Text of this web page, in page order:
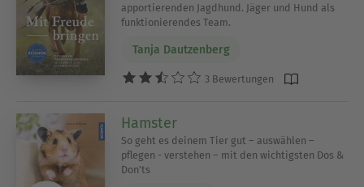
apportierenden Jagdhund. Jäger und Hund als
funktionierendes Team.
Tanja Dautzenberg
3 Bewertungen
Hamster
So geht es deinem Tier gut – auswählen –
pflegen - verstehen – mit den wichtigsten Dos &
Don'ts